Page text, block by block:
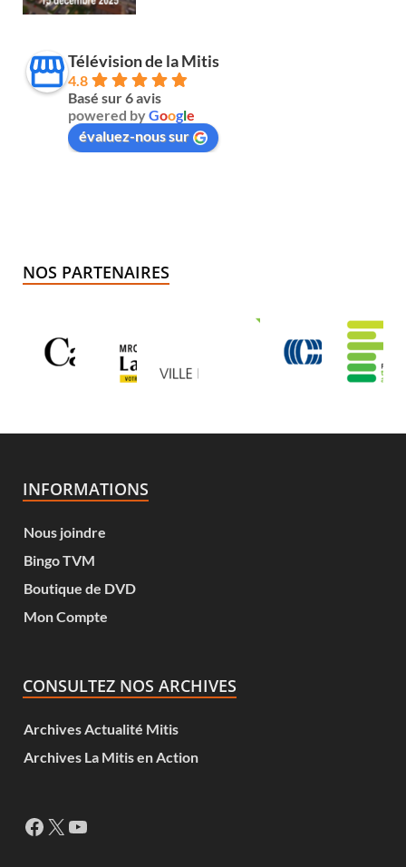
Télévision de la Mitis
4.8
Basé sur 6 avis
powered byGoogle
évaluez-nous sur
NOS PARTENAIRES
INFORMATIONS
Nous joindre
Bingo TVM
Boutique de DVD
Mon Compte
CONSULTEZ NOS ARCHIVES
Archives Actualité Mitis
Archives La Mitis en Action